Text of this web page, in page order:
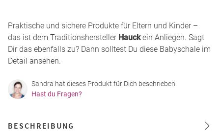
Praktische und sichere Produkte für Eltern und Kinder –
das ist dem Traditionshersteller Hauckein Anliegen. Sagt
Dir das ebenfalls zu? Dann solltest Du diese Babyschale im
Detail ansehen.
Sandra hat dieses Produkt für Dich beschrieben.
Hast du Fragen?
BESCHREIBUNG